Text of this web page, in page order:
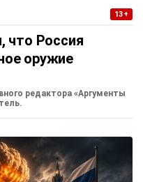
13+
что Россия
оружие
редактора «Аргументы